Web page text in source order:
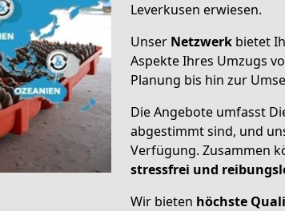
Leverkusen erwiesen.
Unser Netzwerk bietet
Aspekte Ihres Umzugs
Planung bis hin zur
Die Angebote umfasst
abgestimmt sind, und
Verfügung. Zusammen
stressfrei und
Wir bieten höchste